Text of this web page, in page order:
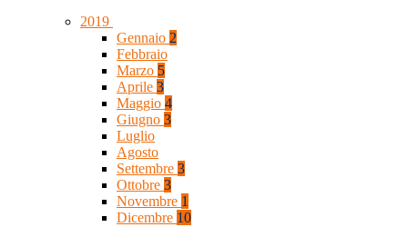
2019
Gennaio 2
Febbraio
Marzo 5
Aprile 3
Maggio 4
Giugno 3
Luglio
Agosto
Settembre 3
Ottobre 3
Novembre 1
Dicembre 10